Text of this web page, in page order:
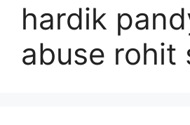
hardik
abuse rohit